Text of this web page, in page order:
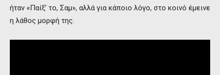
ήταν «Παίξ’ το, Σαμ», αλλά για κάποιο λόγο, στο κοινό έμεινε
η λάθος μορφή της.